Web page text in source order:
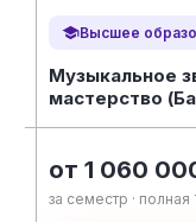
Высшее
Музыкальное
мастерство
от 1 060
за семестр ·